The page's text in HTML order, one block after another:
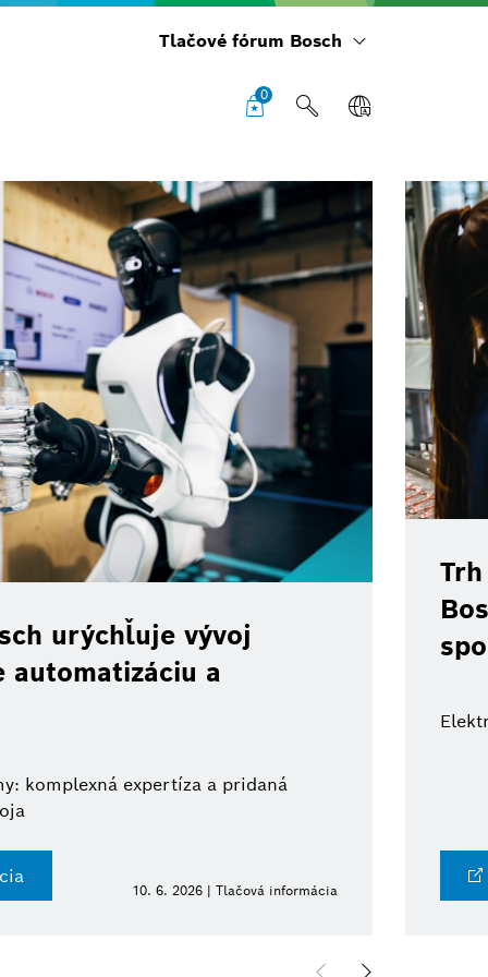
Tlačové fórum Bosch
0
urýchľuje vývoj
a
komplexná expertíza a pridaná
10. 6. 2026 | Tlačová informácia